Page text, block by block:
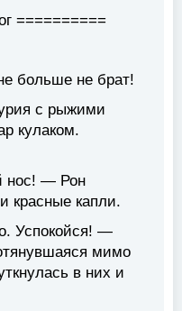
==========
больше не брат!
с рыжими
кулаком.
нос! — Рон
красные капли.
Успокойся! —
мимо
в них и